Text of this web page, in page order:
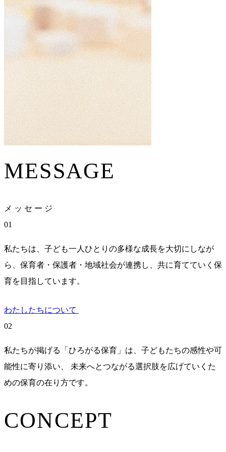
MESSAGE
メ ッ セ ー ジ
01
私たちは、子ども一人ひとりの多様な成長を大切にしなが
ら、保育者・保護者・地域社会が連携し、共に育てていく保
育を目指しています。
わたしたちについて
02
私たちが掲げる「ひろがる保育」は、子どもたちの感性や可
能性に寄り添い、 未来へとつながる選択肢を広げていくた
めの保育の在り方です。
CONCEPT